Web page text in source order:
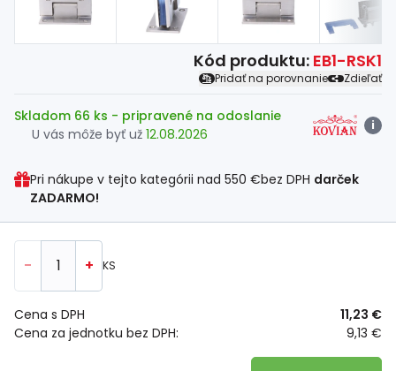
Kód produktu: EB1-RSK1
Pridať na porovnanie Zdieľať
Skladom 66 ks - pripravené na odoslanie
U vás môže byť už 12.08.2026
i
Pri nákupe v tejto kategórii nad 550 €bez DPH darček
ZADARMO!
- + KS
Cena za jednotku bez DPH: 9,13 €
Cena s DPH 11,23 €